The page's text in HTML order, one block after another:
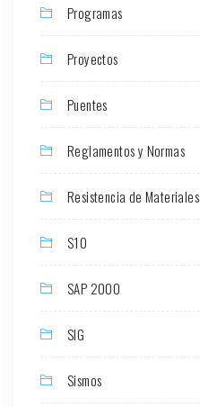
Programas
Proyectos
Puentes
Reglamentos y Normas
Resistencia de Materiales
S10
SAP 2000
SIG
Sismos